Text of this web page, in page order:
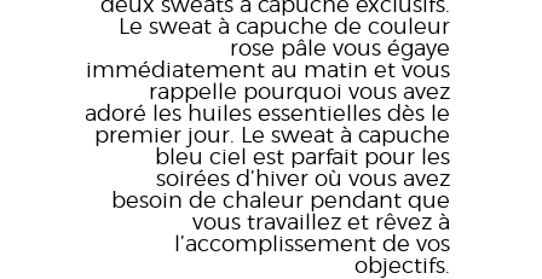
deux sweats à capuche exclusifs.
Le sweat à capuche de couleur
rose pâle vous égaye
immédiatement au matin et vous
rappelle pourquoi vous avez
adoré les huiles essentielles dès le
premier jour. Le sweat à capuche
bleu ciel est parfait pour les
soirées d’hiver où vous avez
besoin de chaleur pendant que
vous travaillez et rêvez à
l’accomplissement de vos
objectifs.